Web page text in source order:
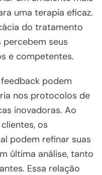
uma terapia eficaz.
do tratamento
seus
e competentes.
podem
nos protocolos de
inovadoras. Ao
os
podem refinar suas
última análise, tanto
Essa relação